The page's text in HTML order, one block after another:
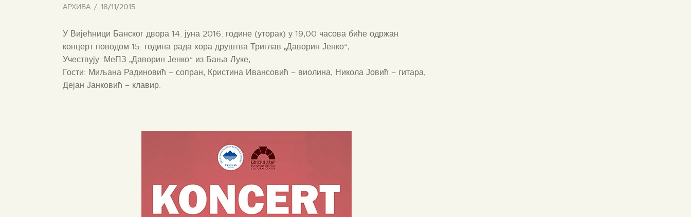
АРХИВА 18/11/2015
У Вијећници Банског двора 14. јуна 2016. године (уторак) у 19,00 часова биће одржан
концерт поводом 15. година рада хора друштва Триглав „Даворин Јенко“,
Учествују: МеПЗ „Даворин Јенко“ из Бања Луке,
Гости: Миљана Радиновић – сопран, Кристина Ивансовић – виолина, Никола Јовић – гитара,
Дејан Јанковић – клавир.